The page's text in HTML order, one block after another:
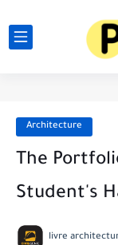
Architecture
The
Student's
livre